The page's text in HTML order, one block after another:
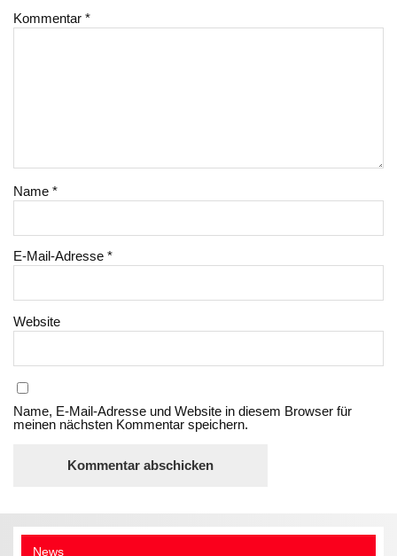
Kommentar*
Name*
E-Mail-Adresse*
Website
Name, E-Mail-Adresse und Website in diesem Browser für
meinen nächsten Kommentar speichern.
News